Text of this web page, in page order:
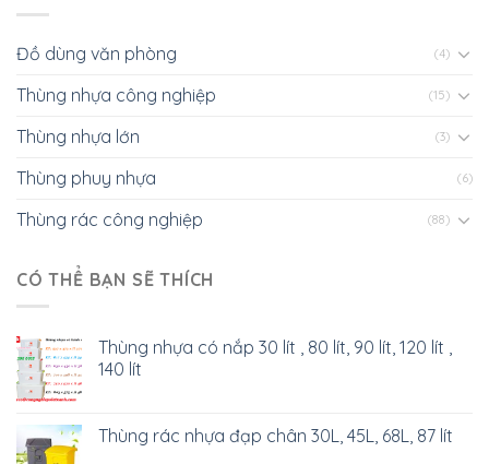
Đồ dùng văn phòng (4)
Thùng nhựa công nghiệp (15)
Thùng nhựa lớn (3)
Thùng phuy nhựa (6)
Thùng rác công nghiệp (88)
CÓ THỂ BẠN SẼ THÍCH
Thùng nhựa có nắp 30 lít , 80 lít, 90 lít, 120 lít ,
140 lít
Thùng rác nhựa đạp chân 30L, 45L, 68L, 87 lít